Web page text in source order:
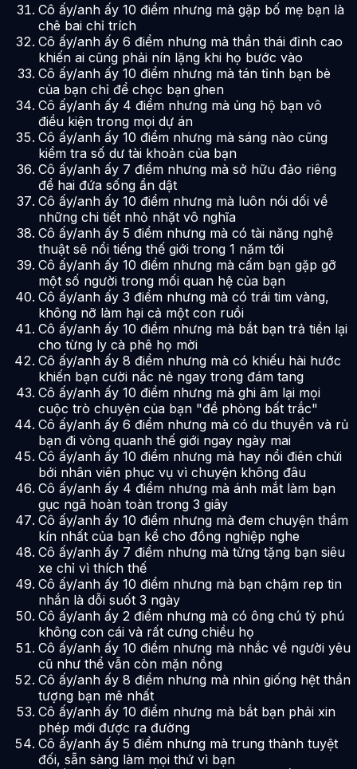
Cô ấy/anh ấy 10 điểm nhưng mà gặp bố mẹ bạn là
chê bai chỉ trích
Cô ấy/anh ấy 6 điểm nhưng mà thần thái đỉnh cao
khiến ai cũng phải nín lặng khi họ bước vào
Cô ấy/anh ấy 10 điểm nhưng mà tán tỉnh bạn bè
của bạn chỉ để chọc bạn ghen
Cô ấy/anh ấy 4 điểm nhưng mà ủng hộ bạn vô
điều kiện trong mọi dự án
Cô ấy/anh ấy 10 điểm nhưng mà sáng nào cũng
kiểm tra số dư tài khoản của bạn
Cô ấy/anh ấy 7 điểm nhưng mà sở hữu đảo riêng
để hai đứa sống ẩn dật
Cô ấy/anh ấy 10 điểm nhưng mà luôn nói dối về
những chi tiết nhỏ nhặt vô nghĩa
Cô ấy/anh ấy 5 điểm nhưng mà có tài năng nghệ
thuật sẽ nổi tiếng thế giới trong 1 năm tới
Cô ấy/anh ấy 10 điểm nhưng mà cấm bạn gặp gỡ
một số người trong mối quan hệ của bạn
Cô ấy/anh ấy 3 điểm nhưng mà có trái tim vàng,
không nỡ làm hại cả một con ruồi
Cô ấy/anh ấy 10 điểm nhưng mà bắt bạn trả tiền lại
cho từng ly cà phê họ mời
Cô ấy/anh ấy 8 điểm nhưng mà có khiếu hài hước
khiến bạn cười nắc nẻ ngay trong đám tang
Cô ấy/anh ấy 10 điểm nhưng mà ghi âm lại mọi
cuộc trò chuyện của bạn "đề phòng bất trắc"
Cô ấy/anh ấy 6 điểm nhưng mà có du thuyền và rủ
bạn đi vòng quanh thế giới ngay ngày mai
Cô ấy/anh ấy 10 điểm nhưng mà hay nổi điên chửi
bới nhân viên phục vụ vì chuyện không đâu
Cô ấy/anh ấy 4 điểm nhưng mà ánh mắt làm bạn
gục ngã hoàn toàn trong 3 giây
Cô ấy/anh ấy 10 điểm nhưng mà đem chuyện thầm
kín nhất của bạn kể cho đồng nghiệp nghe
Cô ấy/anh ấy 7 điểm nhưng mà từng tặng bạn siêu
xe chỉ vì thích thế
Cô ấy/anh ấy 10 điểm nhưng mà bạn chậm rep tin
nhắn là dỗi suốt 3 ngày
Cô ấy/anh ấy 2 điểm nhưng mà có ông chú tỷ phú
không con cái và rất cưng chiều họ
Cô ấy/anh ấy 10 điểm nhưng mà nhắc về người yêu
cũ như thể vẫn còn mặn nồng
Cô ấy/anh ấy 8 điểm nhưng mà nhìn giống hệt thần
tượng bạn mê nhất
Cô ấy/anh ấy 10 điểm nhưng mà bắt bạn phải xin
phép mới được ra đường
Cô ấy/anh ấy 5 điểm nhưng mà trung thành tuyệt
đối, sẵn sàng làm mọi thứ vì bạn